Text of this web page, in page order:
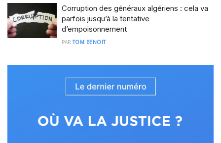
Corruption des généraux algériens : cela va
parfois jusqu’à la tentative
d’empoisonnement
PAR TOM BENOIT